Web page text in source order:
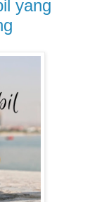
yang